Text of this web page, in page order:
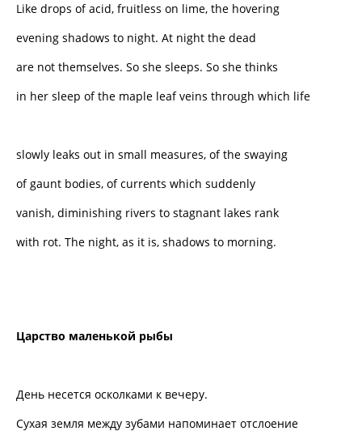
Like drops of acid, fruitless on lime, the hovering
evening shadows to night. At night the dead
are not themselves. So she sleeps. So she thinks
in her sleep of the maple leaf veins through which life
slowly leaks out in small measures, of the swaying
of gaunt bodies, of currents which suddenly
vanish, diminishing rivers to stagnant lakes rank
with rot. The night, as it is, shadows to morning.
Царство маленькой рыбы
День несется осколками к вечеру.
Сухая земля между зубами напоминает отслоение